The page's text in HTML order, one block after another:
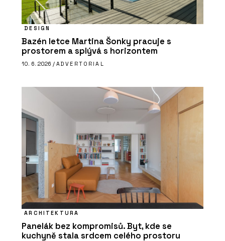
DESIGN
Bazén letce Martina Šonky pracuje s
prostorem a splývá s horizontem
10. 6. 2026 / ADVERTORIAL
ARCHITEKTURA
Panelák bez kompromisů. Byt, kde se
kuchyně stala srdcem celého prostoru